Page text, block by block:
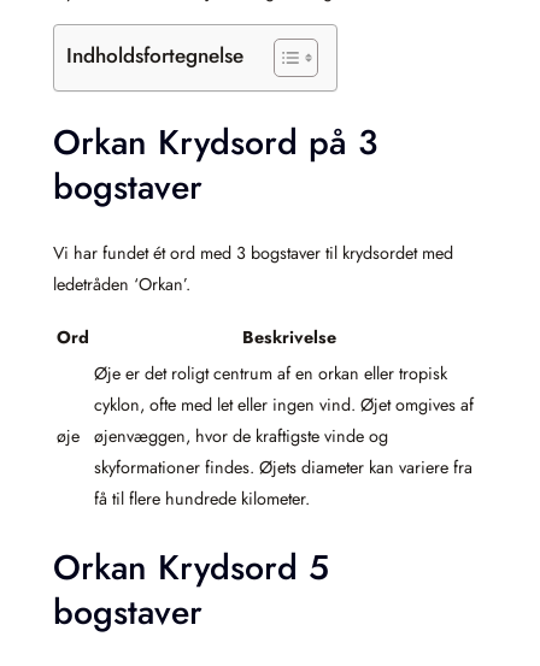
Indholdsfortegnelse
Orkan Krydsord på 3
bogstaver
Vi har fundet ét ord med 3 bogstaver til krydsordet med
ledetråden ‘Orkan’.
Ord Beskrivelse
øje
Øje er det roligt centrum af en orkan eller tropisk
cyklon, ofte med let eller ingen vind. Øjet omgives af
øjenvæggen, hvor de kraftigste vinde og
skyformationer findes. Øjets diameter kan variere fra
få til flere hundrede kilometer.
Orkan Krydsord 5
bogstaver